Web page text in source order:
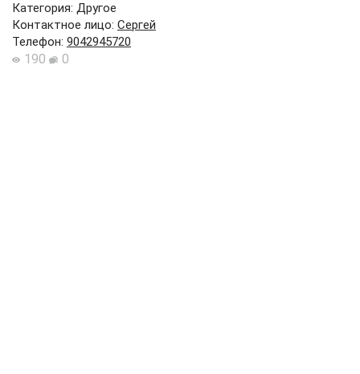
Категория: Другое
Контактное лицо: Сергей
Телефон: 9042945720
190 0